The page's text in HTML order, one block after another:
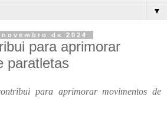
▼
de 2024
para aprimorar
paratletas
para aprimorar movimentos de